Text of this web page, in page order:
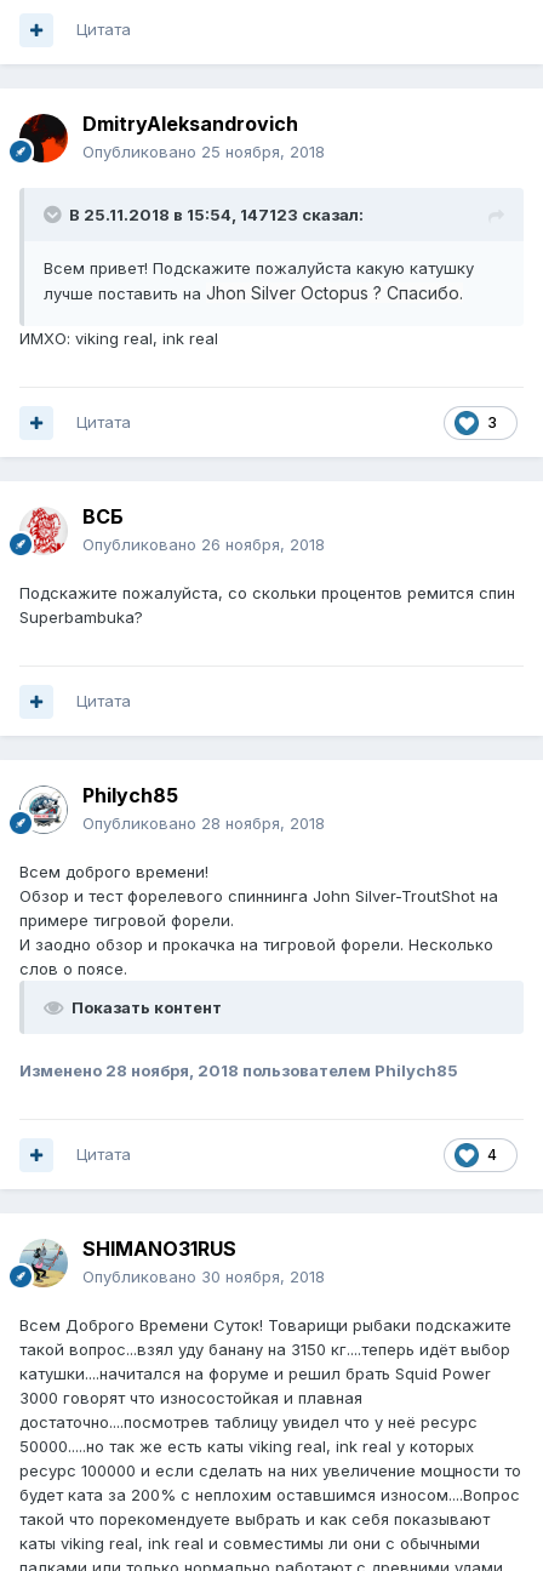
Цитата
DmitryAleksandrovich
Опубликовано 25 ноября, 2018
В 25.11.2018 в 15:54, 147123 сказал:
Всем привет! Подскажите пожалуйста какую катушку
лучше поставить на Jhon Silver Octopus ? Спасибо.
ИМХО: viking real, ink real
3
Цитата
ВСБ
Опубликовано 26 ноября, 2018
Подскажите пожалуйста, со скольки процентов ремится спин
Superbambuka?
Цитата
Philych85
Опубликовано 28 ноября, 2018
Всем доброго времени!
Обзор и тест форелевого спиннинга John Silver-TroutShot на
примере тигровой форели.
И заодно обзор и прокачка на тигровой форели. Несколько
слов о поясе.
Показать контент
Изменено 28 ноября, 2018 пользователем Philych85
4
Цитата
SHIMANO31RUS
Опубликовано 30 ноября, 2018
Всем Доброго Времени Суток! Товарищи рыбаки подскажите
такой вопрос...взял уду банану на 3150 кг....теперь идёт выбор
катушки....начитался на форуме и решил брать Squid Power
3000 говорят что износостойкая и плавная
достаточно....посмотрев таблицу увидел что у неё ресурс
50000.....но так же есть каты viking real, ink real у которых
ресурс 100000 и если сделать на них увеличение мощности то
будет ката за 200% с неплохим оставшимся износом....Вопрос
такой что порекомендуете выбрать и как себя показывают
каты viking real, ink real и совместимы ли они с обычными